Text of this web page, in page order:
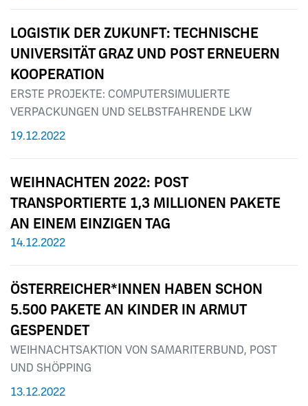
LOGISTIK DER ZUKUNFT: TECHNISCHE
UNIVERSITÄT GRAZ UND POST ERNEUERN
KOOPERATION
ERSTE PROJEKTE: COMPUTERSIMULIERTE
VERPACKUNGEN UND SELBSTFAHRENDE LKW
19.12.2022
WEIHNACHTEN 2022: POST
TRANSPORTIERTE 1,3 MILLIONEN PAKETE
AN EINEM EINZIGEN TAG
14.12.2022
ÖSTERREICHER*INNEN HABEN SCHON
5.500 PAKETE AN KINDER IN ARMUT
GESPENDET
WEIHNACHTSAKTION VON SAMARITERBUND, POST
UND SHÖPPING
13.12.2022